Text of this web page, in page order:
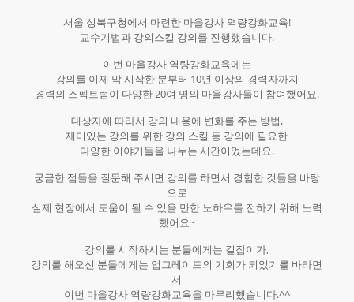
서울 성북구청에서 마련한 마을강사 역량강화교육!
교수기법과 강의스킬 강의를 진행했습니다.​
이번 마을강사 역량강화교육에는
강의를 이제 막 시작한 분부터 10년 이상의 경력자까지
경력의 스펙트럼이 다양한 20여 명의 마을강사들이 참여했어요.​
대상자에 따라서 강의 내용에 변화를 주는 방법,
재미있는 강의를 위한 강의 스킬 등 강의에 필요한
다양한 이야기들을 나누는 시간이었는데요,​
궁금한 점들을 질문해 주시면 강의를 하면서 경험한 것들을 바탕
으로
실제 현장에서 도움이 될 수 있을 만한 노하우를 전하기 위해 노력
했어요~​
강의를 시작하시는 분들에게는 길잡이가,
강의를 해오신 분들에게는 업그레이드의 기회가 되었기를 바라면
서
이번 마을강사 역량강화교육을 마무리했습니다.^^